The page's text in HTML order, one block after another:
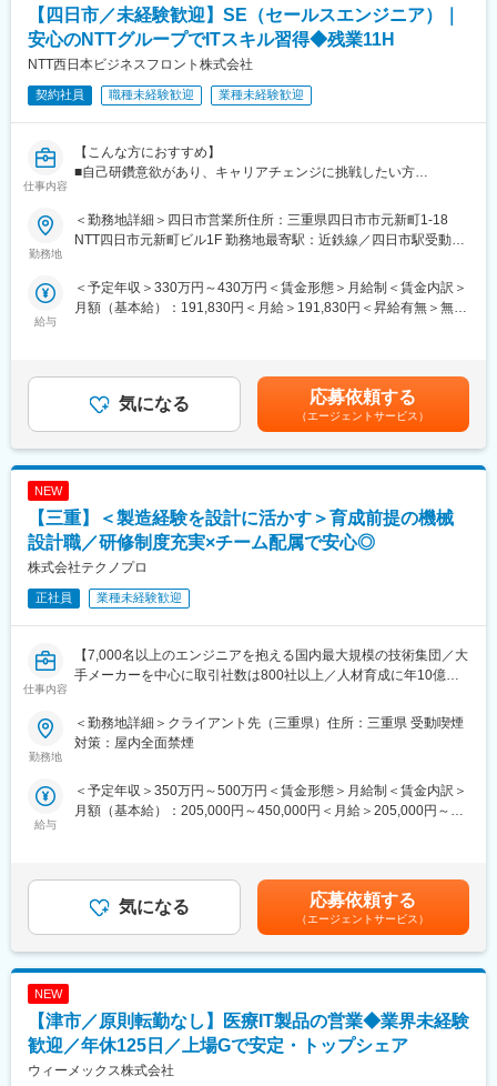
訪問・Web・電話で効率的にアプローチ、要望ヒアリング、課題
解決の提案
（3）社内外調整
見積作成、事務処理、工事日程の調整
（4）アフターフォロー
導入後のサポート、新たなお困りごとの対応
本ポジションは、未経験の方を育成する前提のため、契約社員か
らのスタートとなります。まずは経験を積みながら、少しずつス
契約社員グレードB(3ヶ月更新・賞与無)→契約社員グレードA(1年
更新・賞与有)→正社員というステップでキャリアアップ可能！
制定しておりステップアップ実績も多数あり！
《昇格例》
・契約社員グレードAから正社員への昇格：最短6か月、平均3年
■給与制度：
固定給に加え、NTTグループ唯一のインセンティブ制度を導入。
自身の頑張りが給与にしっかり反映される環境です。
■入社後の研修：
につけられる環境です。
職種によって研修期間は異なります。
オンライン研修と集合研修を組み合わせた内容となっており、集
合研修については、大阪市内の会場で開催します。
※通勤不可の方には宿泊を手配いたします。
変更の範囲：原則、採用時の業務内容変更する可能性無。但し、
本人のキャリアアップに伴う業務内容・役職の変更可能性有
【四日市／未経験歓迎】SE（セールスエンジニア）｜
安心のNTTグループでITスキル習得◆残業11H
NTT西日本ビジネスフロント株式会社
契約社員 職種未経験歓迎 業種未経験歓迎
仕事内容
【こんな方におすすめ】
■自己研鑽意欲があり、キャリアチェンジに挑戦したい方
い方
■安定した環境のなかでも成果に応じて評価や報酬が欲しい方
（1）事前準備
・営業担当（CA）と連携し、アプローチ方針を共有
・技術的観点での課題整理・解決策提案、案件創出支援
（3）社内外調整
・サービス導入に向けた基本設計（FT連携）
・設定シートなど指示書作成、メーカー・協力会社との調整
（4）アフターフォロー
・不具合発生時の原因切り分け対応
■職務内容：
セールスエンジニア職は、技術の専門知識を活かして、課題解決
提案からアフターフォローまでを一貫して実施します。
受注後のバック工程だけではなく、営業担当者と連携して案件創
お客様の通信環境を事前に把握する「現場調査」や提案受注後の
NWシステム構築時に必要な「基本設計」にも取り組んでいただき
■給与制度：
固定給に加えNTTグループ唯一のインセンティブ制度を導入。自
■入社後の研修：
オンライン研修と集合研修を組み合わせた内容となっており、集
合研修については大阪市内の会場で開催します。
※通勤不可の方には宿泊を手配
■契約更新：
契約社員グレードB(3ヶ月更新・賞与無)→契約社員グレードA(1年
更新・賞与有)→正社員というステップでキャリアアップ可能!
正社員登用後は上位役職やマネージャ等へのキャリアアップ制度
を制定しておりステップアップ実績も多数あり!
勤務地
＜勤務地詳細＞四日市営業所住所：三重県四日市市元新町1-18
NTT四日市元新町ビル1F 勤務地最寄駅：近鉄線／四日市駅受動喫
給与
＜予定年収＞330万円～430万円＜賃金形態＞月給制＜賃金内訳＞
月額（基本給）：191,830円＜月給＞191,830円＜昇給有無＞無＜
B 330万2年目：契約社員グレードA 430万3年目：リージョナ
ル社員 470万4年目：ビジネスフロント採用社員 700万賃金は
あくまでも目安の金額であり、選考を通じて上下する可能性があ
ります。月給(月額)は固定手当を含めた表記です。
気になる 応募依頼する
（エージェントサービス）
NEW
【三重】＜製造経験を設計に活かす＞育成前提の機械
設計職／研修制度充実×チーム配属で安心◎
株式会社テクノプロ
正社員 業種未経験歓迎
仕事内容
【7,000名以上のエンジニアを抱える国内最大規模の技術集団／大
手メーカーを中心に取引社数は800社以上／人材育成に年10億円
■業務内容
【次世代自動運転車 車載用コネクタ設計業務】
・詳細設計、樹脂設計、部品設計、対策検討
イズ評価
・評価部に評価依頼（依頼書の作成）
・試作品の発注、手配、見積もり、外観検査
■当ポジションの魅力：
験を身に付けることができます。また、モデリング研修もありま
すので業務内でスキル習得が可能です。
・この先身につけたい技術や手がけてみたい製品分野などについ
てヒアリング。さらに専任担当者が希望のキャリアを実現できる
勤務地
＜勤務地詳細＞クライアント先（三重県）住所：三重県 受動喫煙
対策：屋内全面禁煙
給与
＜予定年収＞350万円～500万円＜賃金形態＞月給制＜賃金内訳＞
月額（基本給）：205,000円～450,000円＜月給＞205,000円～
績・個人業績に応じて支給）賃金はあくまでも目安の金額であ
り、選考を通じて上下する可能性があります。月給(月額)は固定手
当を含めた表記です。
気になる 応募依頼する
（エージェントサービス）
NEW
【津市／原則転勤なし】医療IT製品の営業◆業界未経験
歓迎／年休125日／上場Gで安定・トップシェア
ウィーメックス株式会社